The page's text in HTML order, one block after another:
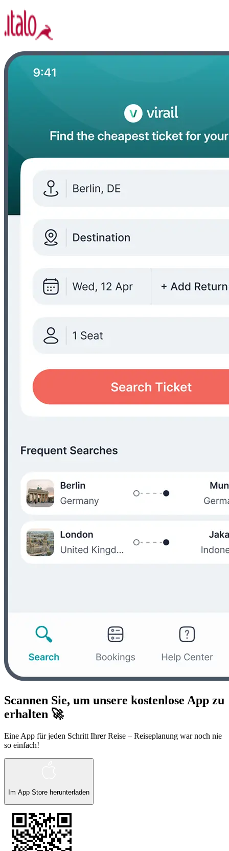
Scannen Sie, um unsere kostenlose App zu
erhalten 🚀
Eine App für jeden Schritt Ihrer Reise – Reiseplanung war noch nie
so einfach!
Im App Store herunterladen